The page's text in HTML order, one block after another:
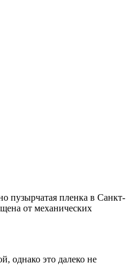
пузырчатая пленка в Санкт-
от механических
однако это далеко не